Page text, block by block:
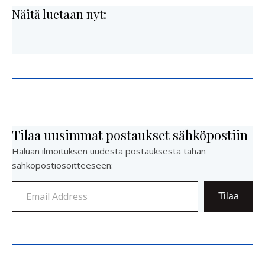
Näitä luetaan nyt:
Tilaa uusimmat postaukset sähköpostiin
Haluan ilmoituksen uudesta postauksesta tähän
sähköpostiosoitteeseen:
Email Address
Tilaa